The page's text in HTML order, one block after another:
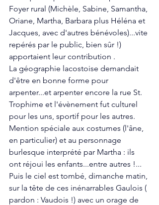
Foyer rural (Michèle, Sabine, Samantha,
Oriane, Martha, Barbara plus Héléna et
Jacques, avec d'autres bénévoles)...vite
repérés par le public, bien sûr !)
apportaient leur contribution .
La géographie lacostoise demandait
d'être en bonne forme pour
arpenter...et arpenter encore la rue St.
Trophime et l'évènement fut culturel
pour les uns, sportif pour les autres.
Mention spéciale aux costumes (l'âne,
en particulier) et au personnage
burlesque interprété par Martha : ils
ont réjoui les enfants...entre autres !...
Puis le ciel est tombé, dimanche matin,
sur la tête de ces inénarrables Gaulois (
pardon : Vaudois !) avec un orage de